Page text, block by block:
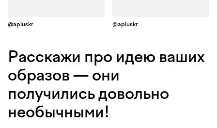
@apluskr @apluskr
Расскажи про идею ваших
образов — они
получились довольно
необычными!